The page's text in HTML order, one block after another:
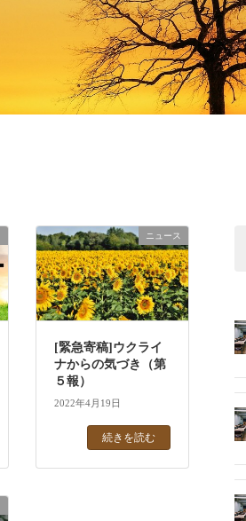
ニュース
[緊急寄稿]ウクライ
ナからの気づき（第
５報）
2022年4月19日
続きを読む